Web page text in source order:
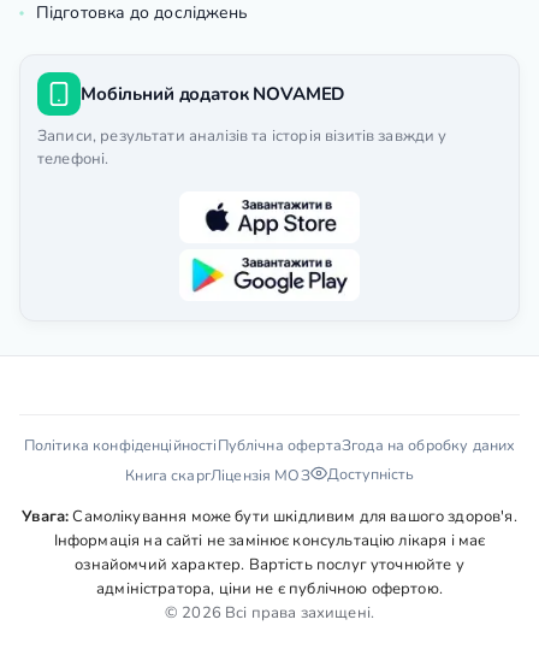
Підготовка до досліджень
Мобільний додаток NOVAMED
Записи, результати аналізів та історія візитів завжди у
телефоні.
Політика конфіденційностіПублічна офертаЗгода на обробку даних
Книга скаргЛіцензія МОЗ Доступність
Увага:Самолікування може бути шкідливим для вашого здоров'я.
Інформація на сайті не замінює консультацію лікаря і має
ознайомчий характер. Вартість послуг уточнюйте у
адміністратора, ціни не є публічною офертою.
© 2026 Всі права захищені.